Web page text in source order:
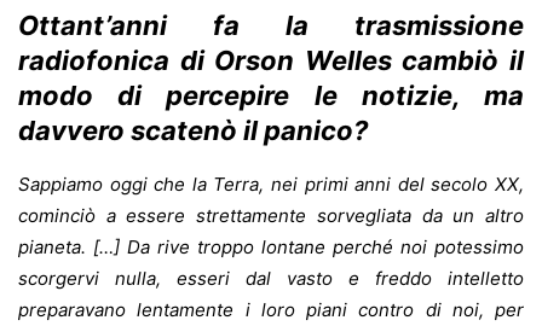
Ottant’anni fa la trasmissione
radiofonica di Orson Welles cambiò il
modo di percepire le notizie, ma
davvero scatenò il panico?
Sappiamo oggi che la Terra, nei primi anni del secolo XX,
cominciò a essere strettamente sorvegliata da un altro
pianeta. […] Da rive troppo lontane perché noi potessimo
scorgervi nulla, esseri dal vasto e freddo intelletto
preparavano lentamente i loro piani contro di noi, per